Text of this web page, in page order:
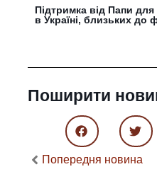
Підтримка від Папи
в Україні, близьких до
Поширити
Попередня новина